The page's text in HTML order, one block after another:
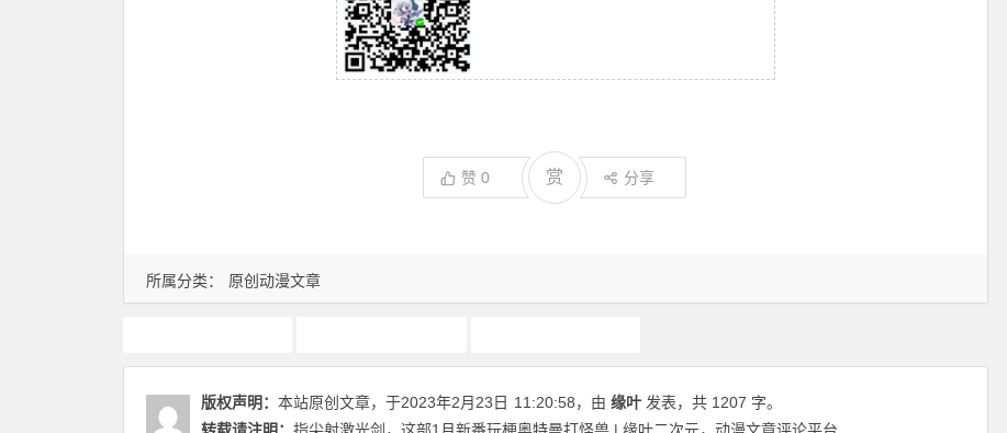
所属分类： 原创动漫文章
赞 0 赏 分享
版权声明： 本站原创文章，于2023年2月23日 11:20:58，由 缘叶 发表，共 1207 字。